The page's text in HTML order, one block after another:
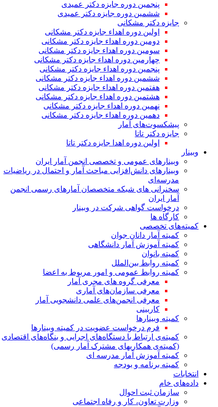
پنجمین دوره جایزه دکتر عمیدی
ششمین دوره جایزه دکتر عمیدی
جایزه دکتر مشکانی
اولین دوره اهداء جایزه دکتر مشکانی
دومین دوره اهداء جایزه دکتر مشکانی
سومین دوره اهداء جایزه دکتر مشکانی
چهارمین دوره اهداء جایزه دکتر مشکانی
پنجمین دوره اهداء جایزه دکتر مشکانی
ششمین دوره اهداء جایزه دکتر مشکانی
هفتمین دوره اهداء جایزه دکتر مشکانی
هشتمین دوره اهداء جایزه دکتر مشکانی
نهمین دوره اهداء جایزه دکتر مشکانی
دهمین دوره اهداء جایزه دکتر مشکانی
پیشکسوت‌های آمار
جایزه دکتر تاتا
اولین دوره اهدا جایزه دکتر تاتا
وبینار
وبینارهای عمومی و تخصصی انجمن آمار ایران
وبینارهای دانش‌افزایی مباحث آمار و احتمال در ریاضیات
مدرسه‌ای
سخنرانی های شبکه متخصصان آمارهای رسمی انجمن
آمار ایران
درخواست گواهی شرکت در وبینار
کارگاه ها
کمیته‌های تخصصی
کمیته آمار دانان جوان
کمیته آموزش آمار دانشگاهی
کمیته بانوان
کمیته روابط بین‌الملل
کمیته روابط عمومی و امور مربوط به اعضا
معرفی گروه های مجری آمار
معرفی سازمان‌های آماری
معرفی انجمن‌های علمی دانشجویی آمار
کاربینی
کمیته وبینارها
فرم درخواست عضویت در کمیته وبینارها
کمیته‌ی ارتباط با دستگاه‌های اجرایی و بنگاه‌های اقتصادی
(کمیته‌ی همکاریهای مشترک آمار رسمی)
کمیته آموزش آمار مدرسه ای
کمیته برنامه و بودجه
انتخابات
داده‌های خام
سازمان ثبت احوال
وزارت تعاون، کار و رفاه اجتماعی